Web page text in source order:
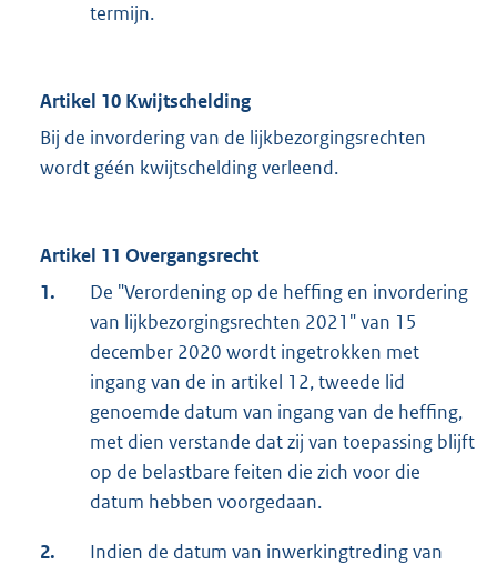
termijn.
Artikel 10 Kwijtschelding
Bij de invordering van de lijkbezorgingsrechten
wordt géén kwijtschelding verleend.
Artikel 11 Overgangsrecht
1.
De "Verordening op de heffing en invordering
van lijkbezorgingsrechten 2021" van 15
december 2020 wordt ingetrokken met
ingang van de in artikel 12, tweede lid
genoemde datum van ingang van de heffing,
met dien verstande dat zij van toepassing blijft
op de belastbare feiten die zich voor die
datum hebben voorgedaan.
2.
Indien de datum van inwerkingtreding van